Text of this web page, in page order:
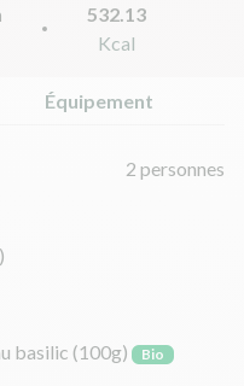
532.13
Kcal
Équipement
2 personnes
basilic (100g) Bio